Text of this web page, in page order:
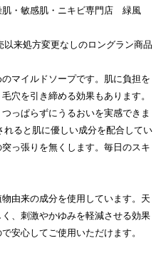
肌・敏感肌・ニキビ専門店 緑風
来処方変更なしのロングラン商品
マイルドソープです。肌に負担を
穴を引き締める効果もあります。
っぱらずにうるおいを実感できま
ると肌に優しい成分を配合してい
っ張りを無くします。毎日のスキ
由来の成分を使用しています。天
、刺激やかゆみを軽減させる効果
安心してご使用いただけます。